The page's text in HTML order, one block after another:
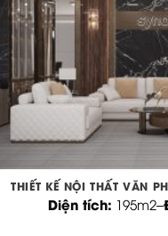
THIẾT KẾ NỘI THẤT VĂN
Diện tích: 195m2–